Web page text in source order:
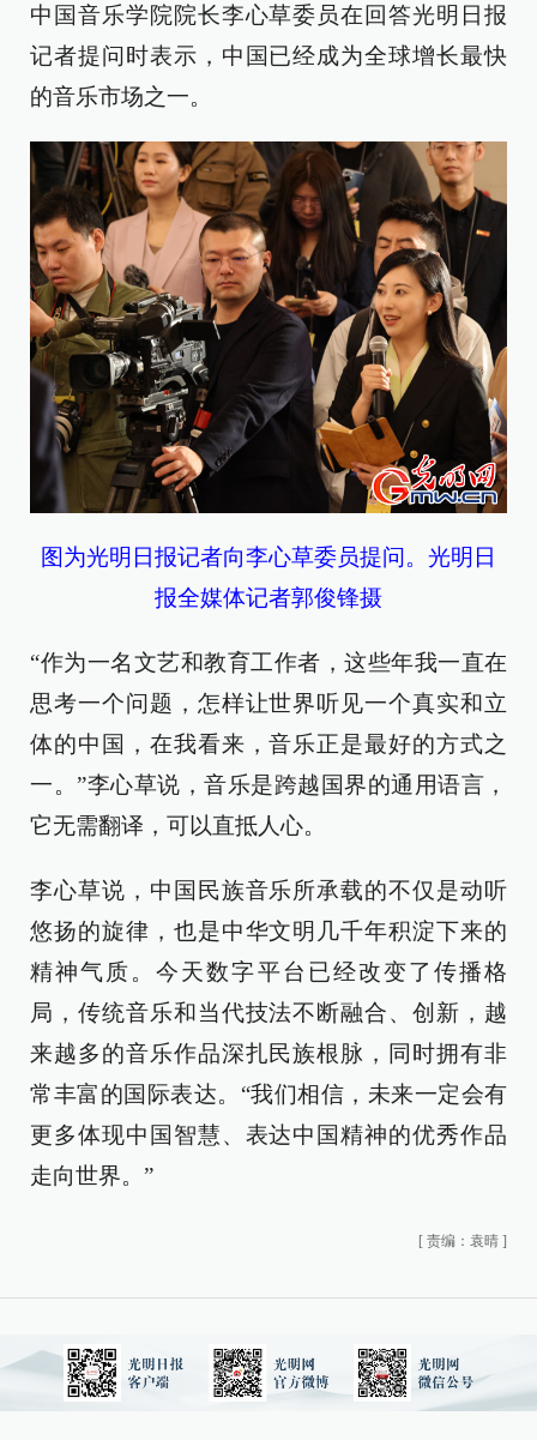
中国音乐学院院长李心草委员在回答光明日报
记者提问时表示，中国已经成为全球增长最快
的音乐市场之一。
图为光明日报记者向李心草委员提问。光明日
报全媒体记者郭俊锋摄
“作为一名文艺和教育工作者，这些年我一直在
思考一个问题，怎样让世界听见一个真实和立
体的中国，在我看来，音乐正是最好的方式之
一。”李心草说，音乐是跨越国界的通用语言，
它无需翻译，可以直抵人心。
李心草说，中国民族音乐所承载的不仅是动听
悠扬的旋律，也是中华文明几千年积淀下来的
精神气质。今天数字平台已经改变了传播格
局，传统音乐和当代技法不断融合、创新，越
来越多的音乐作品深扎民族根脉，同时拥有非
常丰富的国际表达。“我们相信，未来一定会有
更多体现中国智慧、表达中国精神的优秀作品
走向世界。”
[ 责编：袁晴 ]